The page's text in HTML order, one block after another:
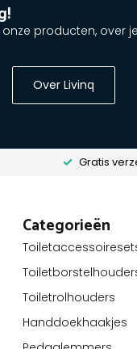
producten, over
Over Livinq
Gratis
Categorieën
Toiletrolhouders
Handdoekhaakjes